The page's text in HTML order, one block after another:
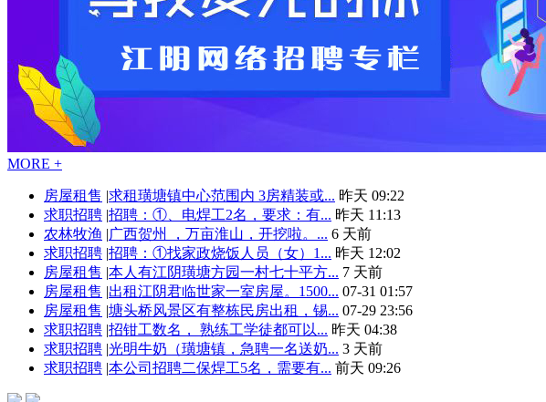
MORE +
房屋租售 |求租璜塘镇中心范围内 3房精装或... 昨天 09:22
求职招聘 |招聘：①、电焊工2名，要求：有... 昨天 11:13
农林牧渔 |广西贺州 ，万亩淮山，开挖啦。... 6 天前
求职招聘 |招聘：①找家政烧饭人员（女）1... 昨天 12:02
房屋租售 |本人有江阴璜塘方园一村七十平方... 7 天前
房屋租售 |出租江阴君临世家一室房屋。1500... 07-31 01:57
房屋租售 |塘头桥风景区有整栋民房出租，锡... 07-29 23:56
求职招聘 |招钳工数名， 熟练工学徒都可以... 昨天 04:38
求职招聘 |光明牛奶（璜塘镇，急聘一名送奶... 3 天前
求职招聘 |本公司招聘二保焊工5名，需要有... 前天 09:26